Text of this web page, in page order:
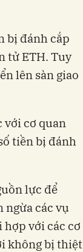
bị đánh cắp
tử ETH. Tuy
lên sàn giao
với cơ quan
tiền bị đánh
lực để
các vụ
với các cơ
không bị thiệt